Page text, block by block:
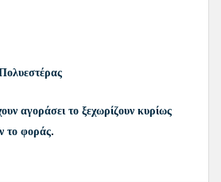
αγοράσει το ξεχωρίζουν κυρίως
το φοράς.